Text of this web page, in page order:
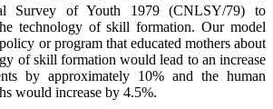
Survey of Youth 1979 (CNLSY/79) to
technology of skill formation. Our model
or program that educated mothers about
of skill formation would lead to an increase
by approximately 10% and the human
would increase by 4.5%.